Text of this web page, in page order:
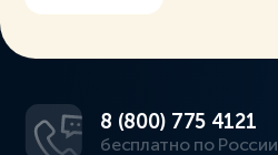
8 (800) 775 4121
бесплатно по России